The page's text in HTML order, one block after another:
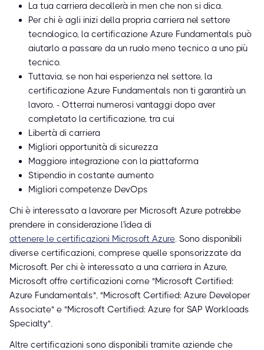
La tua carriera decollerà in men che non si dica.
Per chi è agli inizi della propria carriera nel settore
tecnologico, la certificazione Azure Fundamentals può
aiutarlo a passare da un ruolo meno tecnico a uno più
tecnico.
Tuttavia, se non hai esperienza nel settore, la
certificazione Azure Fundamentals non ti garantirà un
lavoro. - Otterrai numerosi vantaggi dopo aver
completato la certificazione, tra cui
Libertà di carriera
Migliori opportunità di sicurezza
Maggiore integrazione con la piattaforma
Stipendio in costante aumento
Migliori competenze DevOps
Chi è interessato a lavorare per Microsoft Azure potrebbe
prendere in considerazione l'idea di
ottenere le certificazioni Microsoft Azure. Sono disponibili
diverse certificazioni, comprese quelle sponsorizzate da
Microsoft. Per chi è interessato a una carriera in Azure,
Microsoft offre certificazioni come "Microsoft Certified:
Azure Fundamentals", "Microsoft Certified: Azure Developer
Associate" e "Microsoft Certified: Azure for SAP Workloads
Specialty".
Altre certificazioni sono disponibili tramite aziende che